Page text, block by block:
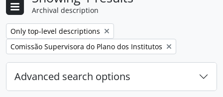
Archival description
Remove filter:
Only top-level descriptions
Remove filter:
Comissão Supervisora do Plano dos Institutos
Advanced search options